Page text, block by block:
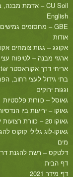
CU Soil – אדמת מבנה, בתי גידול לעצי רחוב
English
GBE – מחסומים גמישים סופגי אנרגיה
אודות
אקוגג – גגות צומחים
ארגזי מבנה – לטיפוח
אריחי דרך אקוראסטר Ecoraster
בתי גידול לעצי רחוב,
וגגות ירוקים
גאוסל – כוורות פלסטיות
גאוקו – יריעות ביו
גאוקו 20 – כוורת רצועות ייצוב
גאוקו-לוג גלילי קוקוס
מים
דלטקס – רשת להגנת
דף הבית
דף מידר 2021